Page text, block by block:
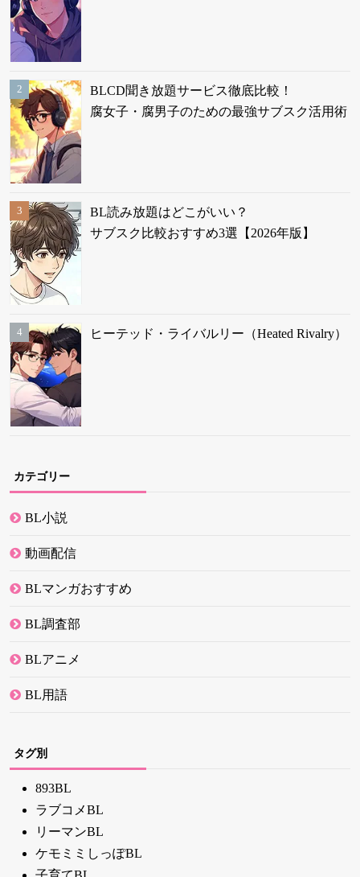
BLCD聞き放題サービス徹底比較！
腐女子・腐男子のための最強サブスク活用術
BL読み放題はどこがいい？
サブスク比較おすすめ3選【2026年版】
ヒーテッド・ライバルリー（Heated Rivalry）
カテゴリー
BL小説
動画配信
BLマンガおすすめ
BL調査部
BLアニメ
BL用語
タグ別
893BL
ラブコメBL
リーマンBL
ケモミミしっぽBL